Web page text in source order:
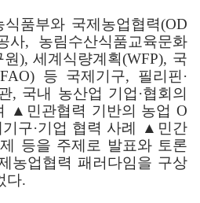
품부와 국제농업협력(OD
사, 농림수산식품교육문화
),세계식량계획(WFP), 국
등 국제기구, 필리핀 ·
, 국내 농산업 기업 ·협회의
▲ 민관협력 기반의 농업O
구·기업 협력 사례 ▲ 민간
등을 주제로 발표와 토론
농업협력 패러다임을 구상
다.